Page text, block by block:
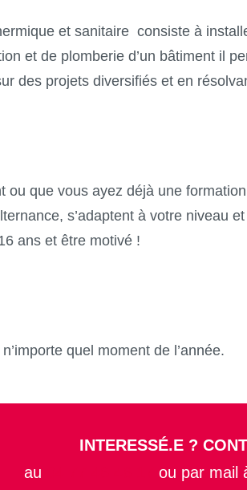
et sanitaire consiste à
et de plomberie d’un bâtiment il
des projets diversifiés et en
ou que vous ayez déjà une
s’adaptent à votre niveau
ans et être motivé !
quel moment de l’année.
INTERESSÉ.E ?
au
ou par mail